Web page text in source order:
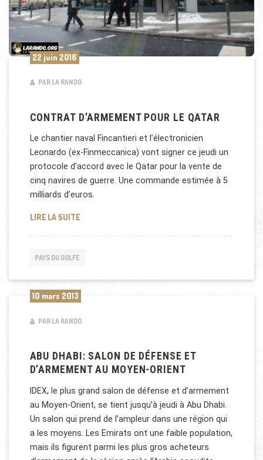
22 juin 2016
PAR LA RANDO
CONTRAT D’ARMEMENT POUR LE QATAR
Le chantier naval Fincantieri et l’électronicien
Leonardo (ex-Finmeccanica) vont signer ce jeudi un
protocole d’accord avec le Qatar pour la vente de
cinq navires de guerre. Une commande estimée à 5
milliards d’euros.
LIRE LA SUITECONTRAT D’ARMEMENT POUR LE QATAR
PAYS DU GOLFE
10 mars 2013
PAR LA RANDO
ABU DHABI: SALON DE DÉFENSE ET
D’ARMEMENT AU MOYEN-ORIENT
IDEX, le plus grand salon de défense et d’armement
au Moyen-Orient, se tient jusqu’à jeudi à Abu Dhabi.
Un salon qui prend de l’ampleur dans une région qui
a les moyens. Les Emirats ont une faible population,
mais ils figurent parmi les plus gros acheteurs